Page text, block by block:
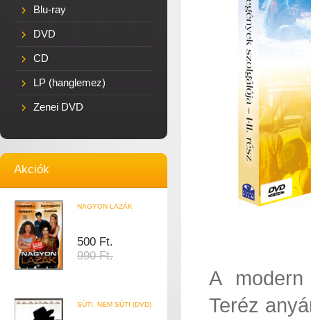
Blu-ray
DVD
CD
LP (hanglemez)
Zenei DVD
Akciók
NAGYON LAZÁK
500 Ft.
990 Ft.
SÜTI, NEM SÜTI (DVD)
A modern
Teréz